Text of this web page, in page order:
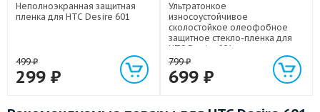
Неполноэкранная защитная
пленка для HTC Desire 601
499₽
299 ₽
Ультратонкое
износоустойчивое
сколостойкое олеофобное
защитное стекло-пленка для
HTC Desire 601
799₽
699 ₽